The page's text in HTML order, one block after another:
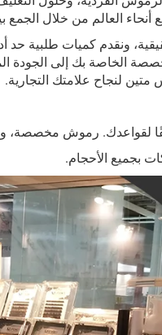
العالم من خلال الجمع
ونقدم كميات طلبية حد
الخاصة بك إلى الجودة
لنجاح علامتك التجارية.
وفقًا لقواعدك. رموش
بجميع الأحجام.